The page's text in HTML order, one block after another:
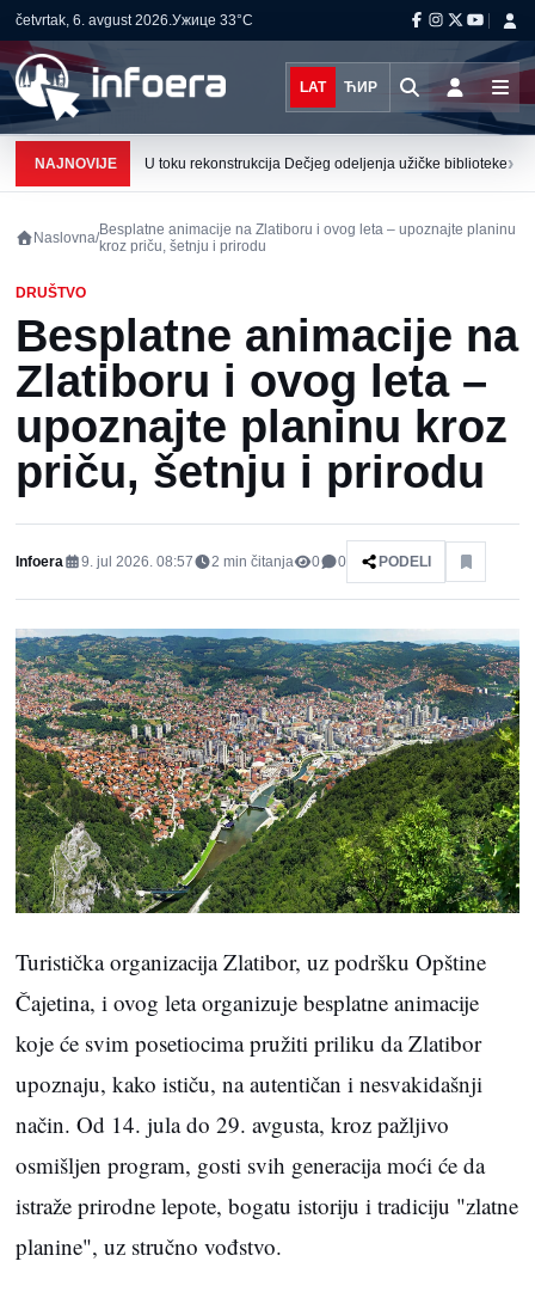
četvrtak, 6. avgust 2026.Ужице 33°C
LAT ЋИР
NAJNOVIJE U toku rekonstrukcija Dečjeg odeljenja užičke biblioteke›
Naslovna/Besplatne animacije na Zlatiboru i ovog leta – upoznajte planinu
kroz priču, šetnju i prirodu
DRUŠTVO
Besplatne animacije na
Zlatiboru i ovog leta –
upoznajte planinu kroz
priču, šetnju i prirodu
Infoera 9. jul 2026. 08:57 2 min čitanja 0 0 PODELI
Turistička organizacija Zlatibor, uz podršku Opštine
Čajetina, i ovog leta organizuje besplatne animacije
koje će svim posetiocima pružiti priliku da Zlatibor
upoznaju, kako ističu, na autentičan i nesvakidašnji
način. Od 14. jula do 29. avgusta, kroz pažljivo
osmišljen program, gosti svih generacija moći će da
istraže prirodne lepote, bogatu istoriju i tradiciju "zlatne
planine", uz stručno vođstvo.